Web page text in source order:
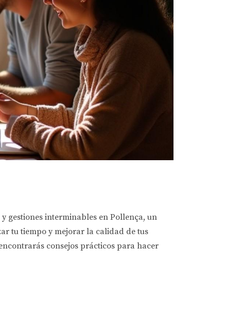
gestiones interminables en Pollença, un
tu tiempo y mejorar la calidad de tus
consejos prácticos para hacer